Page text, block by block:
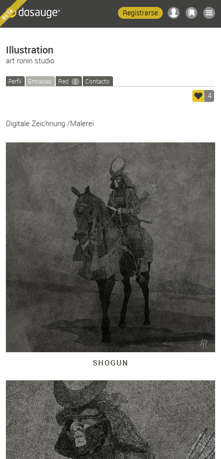
Registrarse
Illustration
art ronin studio
Perfil Entradas Red 2 Contacto
4
Digitale Zeichnung /Malerei
SHOGUN